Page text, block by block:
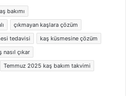
bakımı
çıkmayan kaşlara çözüm
tedavisi
kaş küsmesine çözüm
nasıl çıkar
Temmuz 2025 kaş bakım takvimi